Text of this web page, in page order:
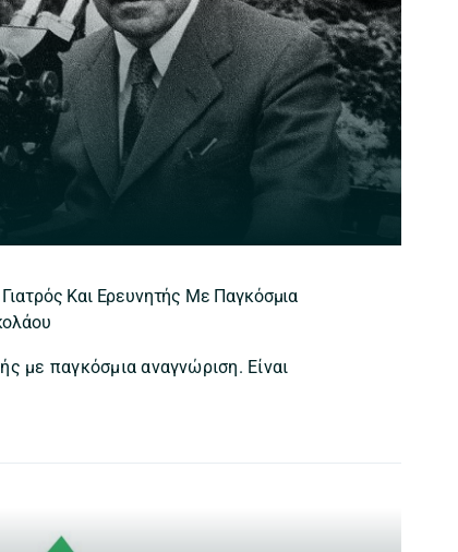
Και Ερευνητής Με Παγκόσμια
με παγκόσμια αναγνώριση. Είναι